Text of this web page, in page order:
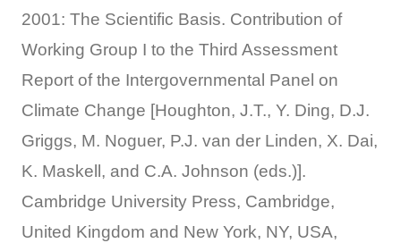
2001: The Scientific Basis. Contribution of
Working Group I to the Third Assessment
Report of the Intergovernmental Panel on
Climate Change [Houghton, J.T., Y. Ding, D.J.
Griggs, M. Noguer, P.J. van der Linden, X. Dai,
K. Maskell, and C.A. Johnson (eds.)].
Cambridge University Press, Cambridge,
United Kingdom and New York, NY, USA,